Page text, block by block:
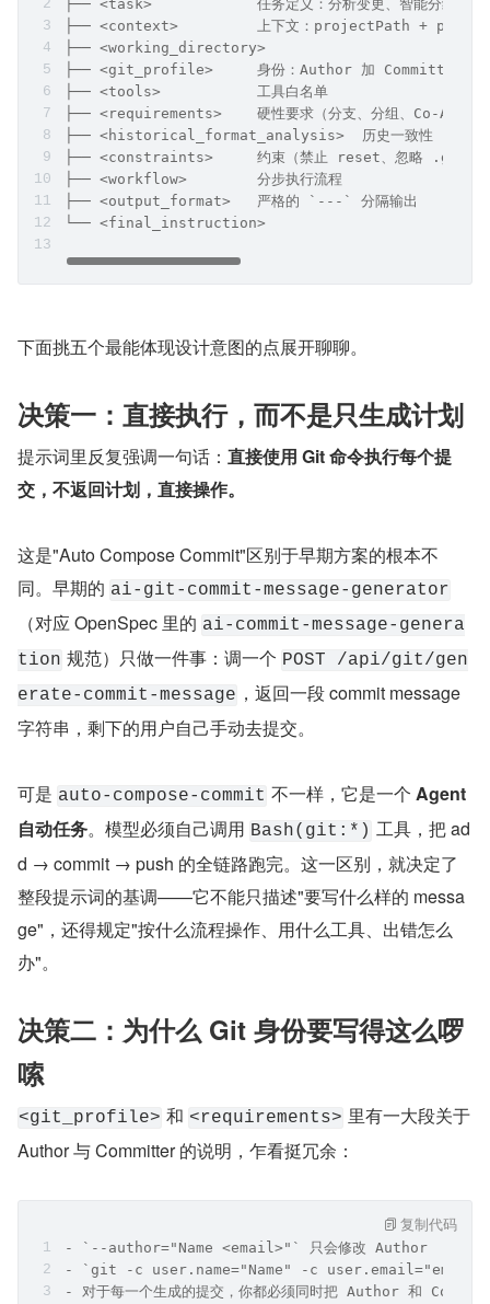
├── <task>            任务定义：分析变更、智能分组、多
├── <context>         上下文：projectPath + push 控
├── <working_directory>
├── <git_profile>     身份：Author 加 Committer 双
├── <tools>           工具白名单
├── <requirements>    硬性要求（分支、分组、Co-
├── <historical_format_analysis>  历史一致性
├── <constraints>     约束（禁止 reset、忽略
├── <workflow>        分步执行流程
├── <output_format>   严格的 `---` 分隔输出
└── <final_instruction>
下面挑五个最能体现设计意图的点展开聊聊。
决策一：直接执行，而不是只生成计划
提示词里反复强调一句话： 直接使用 Git 命令执行每个提
交，不返回计划，直接操作。
这是"Auto Compose Commit"区别于早期方案的根本不
同。早期的 ai-git-commit-message-generator
（对应 OpenSpec 里的 ai-commit-message-genera
tion 规范）只做一件事：调一个 POST /api/git/gen
erate-commit-message ，返回一段 commit message
字符串，剩下的用户自己手动去提交。
可是 auto-compose-commit 不一样，它是一个 Agent
自动任务。模型必须自己调用 Bash(git:*) 工具，把 ad
d → commit → push 的全链路跑完。这一区别，就决定了
整段提示词的基调——它不能只描述"要写什么样的 messa
ge"，还得规定"按什么流程操作、用什么工具、出错怎么
办"。
决策二：为什么 Git 身份要写得这么啰
嗦
<git_profile> 和 <requirements> 里有一大段关于
Author 与 Committer 的说明，乍看挺冗余：
- `--author="Name <email>"` 只会修改 Author
- `git -c user.name="Name" -c user.email="email"
- 对于每一个生成的提交，你都必须同时把 Author 和
复制代码